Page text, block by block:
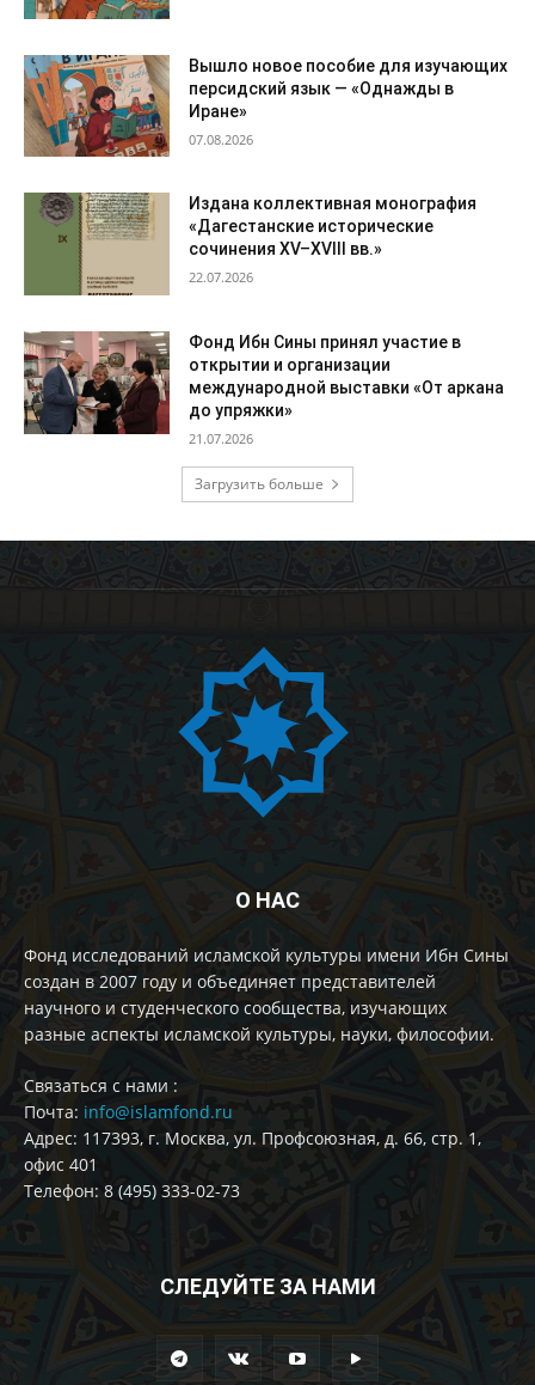
Вышло новое пособие для изучающих
персидский язык — «Однажды в
Иране»
07.08.2026
Издана коллективная монография
«Дагестанские исторические
сочинения XV–XVIII вв.»
22.07.2026
Фонд Ибн Сины принял участие в
открытии и организации
международной выставки «От аркана
до упряжки»
21.07.2026
Загрузить больше
О НАС
Фонд исследований исламской культуры имени Ибн Сины
создан в 2007 году и объединяет представителей
научного и студенческого сообщества, изучающих
разные аспекты исламской культуры, науки, философии.
Cвязаться с нами :
Почта: info@islamfond.ru
Адрес: 117393, г. Москва, ул. Профсоюзная, д. 66, стр. 1,
офис 401
Телефон: 8 (495) 333-02-73
СЛЕДУЙТЕ ЗА НАМИ